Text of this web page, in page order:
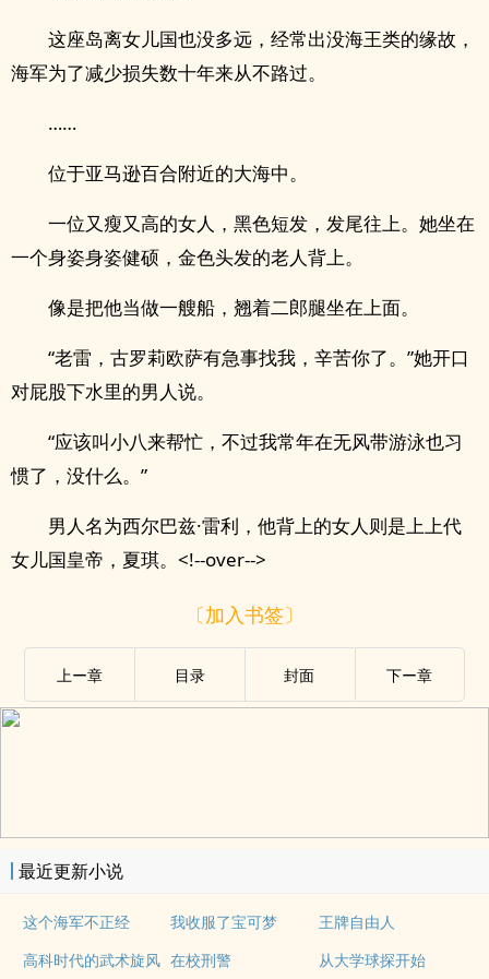
这座岛离女儿国也没多远，经常出没海王类的缘故，
海军为了减少损失数十年来从不路过。
……
位于亚马逊百合附近的大海中。
一位又瘦又高的女人，黑色短发，发尾往上。她坐在
一个身姿身姿健硕，金色头发的老人背上。
像是把他当做一艘船，翘着二郎腿坐在上面。
“老雷，古罗莉欧萨有急事找我，辛苦你了。”她开口
对屁股下水里的男人说。
“应该叫小八来帮忙，不过我常年在无风带游泳也习
惯了，没什么。”
男人名为西尔巴兹·雷利，他背上的女人则是上上代
女儿国皇帝，夏琪。<!--over-->
〔加入书签〕
上ー章 目录 封面 下ー章
最近更新小说
这个海军不正经 我收服了宝可梦
王牌自由人
高科时代的武术旋风 在校刑警 从大学球探开始